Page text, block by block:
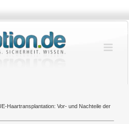
Haartransplantation: Vor- und Nachteile der